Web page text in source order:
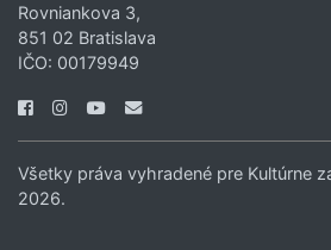
Rovniankova 3,
851 02 Bratislava
IČO: 00179949
Všetky práva vyhradené pre Kultúrne
2026.